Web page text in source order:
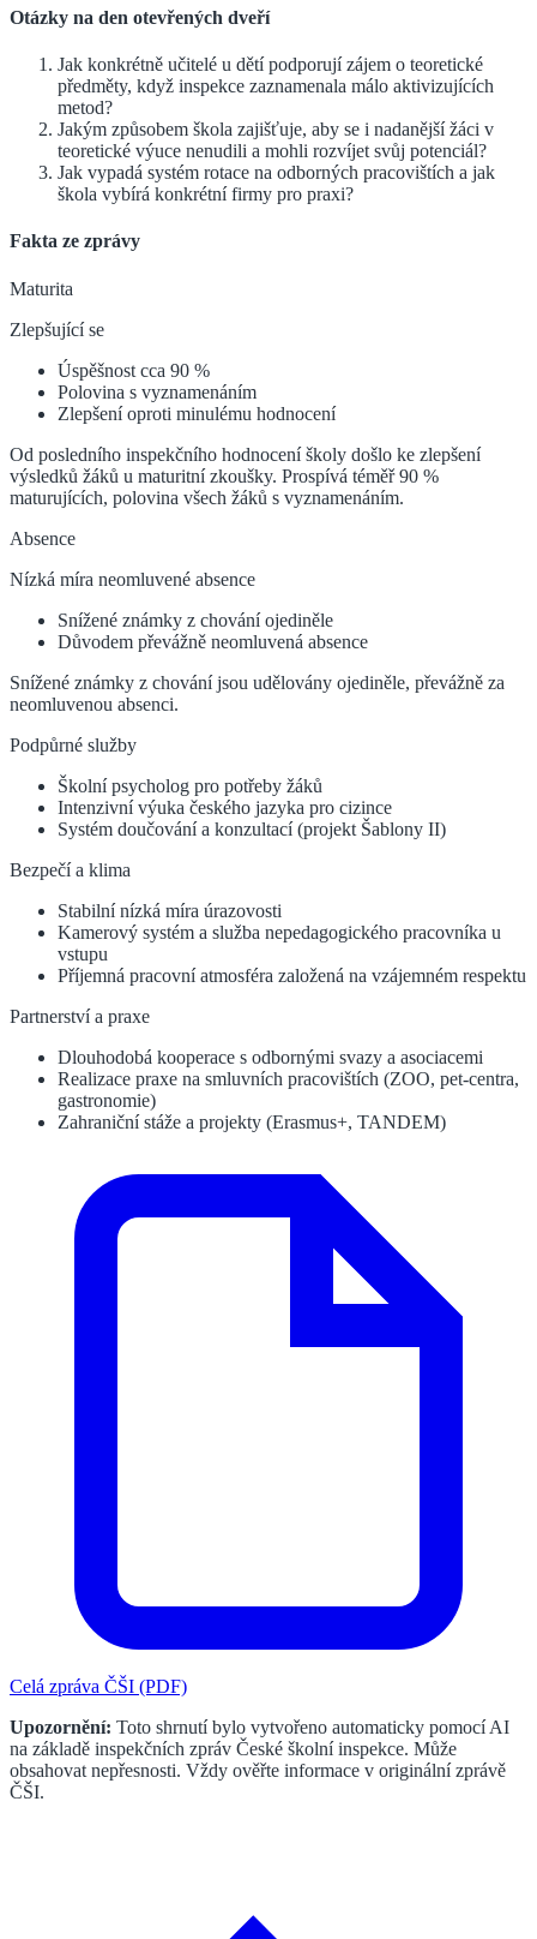
Otázky na den otevřených dveří
Jak konkrétně učitelé u dětí podporují zájem o teoretické
předměty, když inspekce zaznamenala málo aktivizujících
metod?
Jakým způsobem škola zajišťuje, aby se i nadanější žáci v
teoretické výuce nenudili a mohli rozvíjet svůj potenciál?
Jak vypadá systém rotace na odborných pracovištích a jak
škola vybírá konkrétní firmy pro praxi?
Fakta ze zprávy
Maturita
Zlepšující se
Úspěšnost cca 90 %
Polovina s vyznamenáním
Zlepšení oproti minulému hodnocení
Od posledního inspekčního hodnocení školy došlo ke zlepšení
výsledků žáků u maturitní zkoušky. Prospívá téměř 90 %
maturujících, polovina všech žáků s vyznamenáním.
Absence
Nízká míra neomluvené absence
Snížené známky z chování ojediněle
Důvodem převážně neomluvená absence
Snížené známky z chování jsou udělovány ojediněle, převážně za
neomluvenou absenci.
Podpůrné služby
Školní psycholog pro potřeby žáků
Intenzivní výuka českého jazyka pro cizince
Systém doučování a konzultací (projekt Šablony II)
Bezpečí a klima
Stabilní nízká míra úrazovosti
Kamerový systém a služba nepedagogického pracovníka u
vstupu
Příjemná pracovní atmosféra založená na vzájemném respektu
Partnerství a praxe
Dlouhodobá kooperace s odbornými svazy a asociacemi
Realizace praxe na smluvních pracovištích (ZOO, pet-centra,
gastronomie)
Zahraniční stáže a projekty (Erasmus+, TANDEM)
Celá zpráva ČŠI (PDF)
Upozornění: Toto shrnutí bylo vytvořeno automaticky pomocí AI
na základě inspekčních zpráv České školní inspekce. Může
obsahovat nepřesnosti. Vždy ověřte informace v originální zprávě
ČŠI.